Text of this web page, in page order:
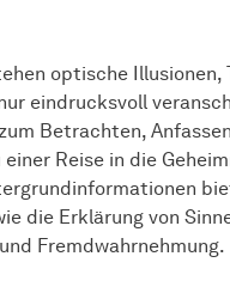
optische Illusionen,
eindrucksvoll
Betrachten,
Reise in die
die Erklärung von
Fremdwahrnehmung.